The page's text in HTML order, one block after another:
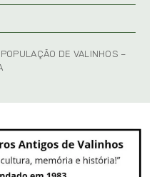
DE VALINHOS –